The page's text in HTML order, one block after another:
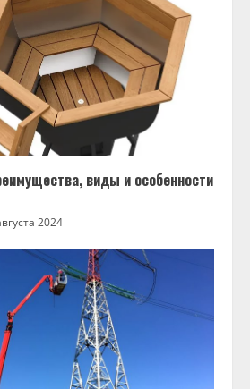
виды и особенности
2024